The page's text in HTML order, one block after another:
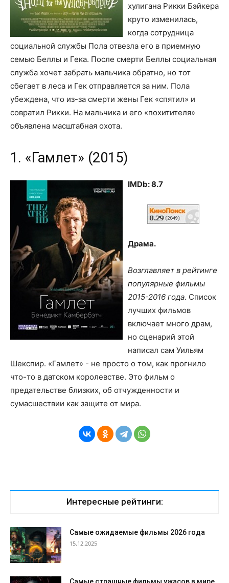
хулигана Рикки Бэйкера
круто изменилась,
когда сотрудница
социальной службы Пола отвезла его в приемную
семью Беллы и Гека. После смерти Беллы социальная
служба хочет забрать мальчика обратно, но тот
сбегает в леса и Гек отправляется за ним. Пола
убеждена, что из-за смерти жены Гек «спятил» и
совратил Рикки. На мальчика и его «похитителя»
объявлена масштабная охота.
1. «Гамлет» (2015)
IMDb: 8.7
Драма.
Возглавляет в рейтинге
популярные фильмы
2015-2016 года. Список
лучших фильмов
включает много драм,
но сценарий этой
написал сам Уильям
Шекспир. «Гамлет» - не просто о том, как прогнило
что-то в датском королевстве. Это фильм о
предательстве близких, об отчужденности и
сумасшествии как защите от мира.
Интересные рейтинги:
Самые ожидаемые фильмы 2026 года
15.12.2025
Самые страшные фильмы ужасов в мире